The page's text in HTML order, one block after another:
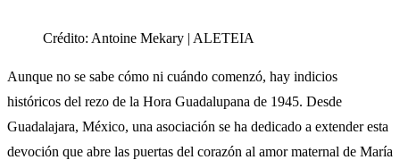
Crédito: Antoine Mekary | ALETEIA
Aunque no se sabe cómo ni cuándo comenzó, hay indicios
históricos del rezo de la Hora Guadalupana de 1945. Desde
Guadalajara, México, una asociación se ha dedicado a extender esta
devoción que abre las puertas del corazón al amor maternal de María